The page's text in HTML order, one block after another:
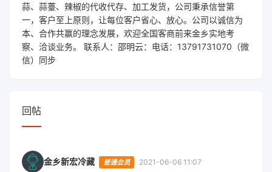
蒜、蒜薹、辣椒的代收代存、加工发货，公司秉承信誉第
一，客户至上原则，让每位客户省心、放心。公司以诚信为
本、合作共赢的理念发展，欢迎全国客商前来金乡实地考
察、洽谈业务。 联系人：邵明云：电话：13791731070（微
信）同步
回帖
金乡新宏冷藏 普通会员 2021-06-06 11:07